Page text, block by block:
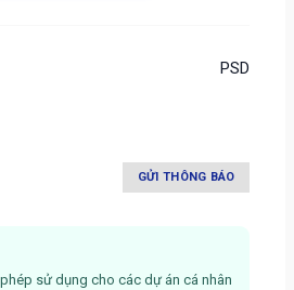
PSD
GỬI THÔNG BÁO
sử dụng cho các dự án cá nhân